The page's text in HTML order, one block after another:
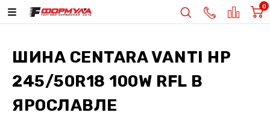
0
ШИНА CENTARA VANTI HP
245/50R18 100W RFL В
ЯРОСЛАВЛЕ